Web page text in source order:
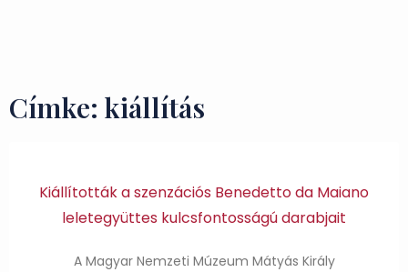
Címke: kiállítás
Kiállították a szenzációs Benedetto da Maiano
leletegyüttes kulcsfontosságú darabjait
A Magyar Nemzeti Múzeum Mátyás Király